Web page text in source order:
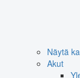
Näytä
Akut